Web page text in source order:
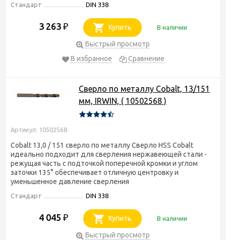
Стандарт DIN 338
3 263 ₽ Купить В наличии
Быстрый просмотр
В избранное
Сравнение
Сверло по металлу Cobalt, 13/151
мм, IRWIN, ( 10502568 )
Артикул: 10502568
Cobalt 13,0 / 151 сверло по металлу Сверло HSS Cobalt
идеально подходит для сверления нержавеющей стали -
режущая часть с подточкой поперечной кромки и углом
заточки 135° обеспечивает отличную центровку и
уменьшенное давление сверления
Стандарт DIN 338
4 045 ₽ Купить В наличии
Быстрый просмотр